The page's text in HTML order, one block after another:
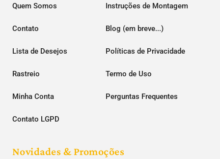
Quem Somos Instruções de Montagem
Contato Blog (em breve...)
Lista de Desejos Políticas de Privacidade
Rastreio Termo de Uso
Minha Conta Perguntas Frequentes
Contato LGPD
Novidades & Promoções